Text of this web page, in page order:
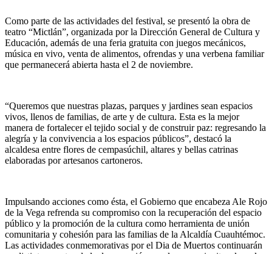
Como parte de las actividades del festival, se presentó la obra de
teatro “Mictlán”, organizada por la Dirección General de Cultura y
Educación, además de una feria gratuita con juegos mecánicos,
música en vivo, venta de alimentos, ofrendas y una verbena familiar
que permanecerá abierta hasta el 2 de noviembre.
“Queremos que nuestras plazas, parques y jardines sean espacios
vivos, llenos de familias, de arte y de cultura. Esta es la mejor
manera de fortalecer el tejido social y de construir paz: regresando la
alegría y la convivencia a los espacios públicos”, destacó la
alcaldesa entre flores de cempasúchil, altares y bellas catrinas
elaboradas por artesanos cartoneros.
Impulsando acciones como ésta, el Gobierno que encabeza Ale Rojo
de la Vega refrenda su compromiso con la recuperación del espacio
público y la promoción de la cultura como herramienta de unión
comunitaria y cohesión para las familias de la Alcaldía Cuauhtémoc.
Las actividades conmemorativas por el Dia de Muertos continuarán